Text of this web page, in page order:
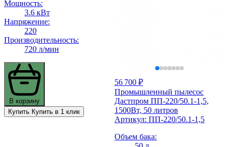
Мощность:
3.6 кВт
Напряжение:
220
Производительность:
720 л/мин
В корзину
Купить Купить в 1 клик
56 700 ₽
Промышленный пылесос
Дастпром ПП-220/50.1-1,5,
1500Вт, 50 литров
Артикул: ПП-220/50.1-1,5
Объем бака: